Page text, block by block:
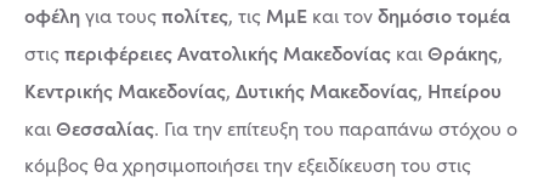
οφέληγια τουςπολίτες, τις ΜμΕ και τονδημόσιο τομέα
στιςπεριφέρειες Ανατολικής Μακεδονίας καιΘράκης,
Κεντρικής Μακεδονίας, Δυτικής Μακεδονίας, Ηπείρου
καιΘεσσαλίας. Για την επίτευξη του παραπάνω στόχου ο
κόμβος θα χρησιμοποιήσει την εξειδίκευση του στις